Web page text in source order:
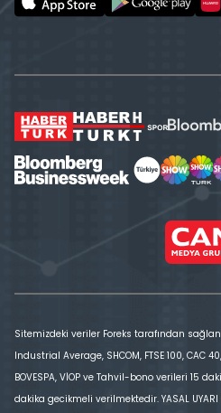
Sitemizdeki veriler Foreks tarafından
Industrial Average, SHCOM, FTSE 100, CAC
BOVESPA, VİOP ve Tahvil-bono verileri 15
dakika gecikmeli verilmektedir. YASAL